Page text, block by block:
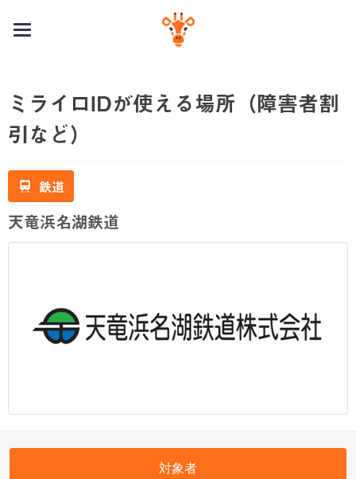
toggle
ミライロIDが使える場所（障害者割
引など）
鉄道
天竜浜名湖鉄道
対象者